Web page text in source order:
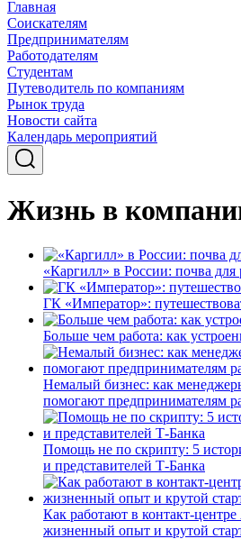
Главная
Соискателям
Предпринимателям
Работодателям
Студентам
Путеводитель по компаниям
Рынок труда
Новости сайта
Календарь мероприятий
Жизнь в
«Каргилл» в России: почва для
ГК «Император»:
Больше чем работа: как
Немалый бизнес: как
помогают предпринимателям
Помощь не по скрипту: 5
и представителей Т-Банка
Как работают в контакт-
жизненный опыт и крутой